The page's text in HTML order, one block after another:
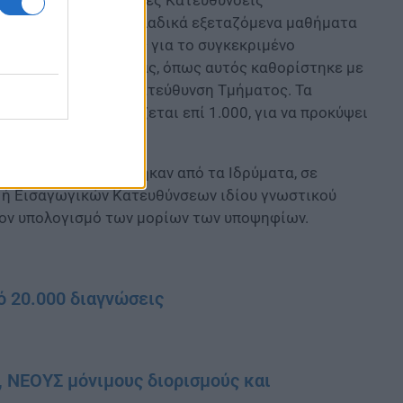
τα τέσσερα πανελλαδικά εξεταζόμενα μαθήματα
ο υποψήφιος για το συγκεκριμένο
βαρύτητας, όπως αυτός καθορίστηκε με
ή Εισαγωγική Κατεύθυνση Τμήματος. Τα
πολλαπλασιάζεται επί 1.000, για να προκύψει
όπως τέθηκαν από τα Ιδρύματα, σε
Εισαγωγικών Κατευθύνσεων ιδίου γνωστικού
υπολογισμό των μορίων των υποψηφίων.
διαγνώσεις
μόνιμους διορισμούς και